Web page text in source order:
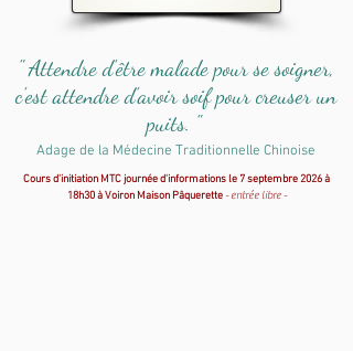
" Attendre d'être malade pour se soigner,
c'est attendre d'avoir soif pour creuser un
puits. "
Adage de la Médecine Traditionnelle Chinoise
Cours d'initiation MTC journée d'informations le 7 septembre 2026 à
18h30 à Voiron Maison Pâquerette- entrée libre -